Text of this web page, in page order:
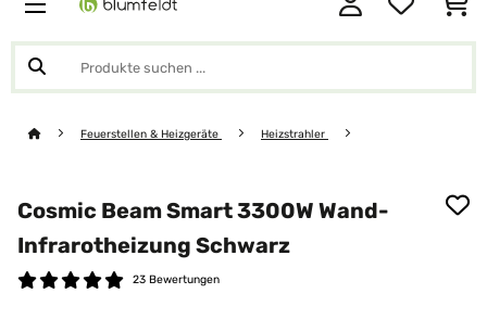
Feuerstellen & Heizgeräte Heizstrahler
Cosmic Beam Smart 3300W Wand-
Infrarotheizung Schwarz
23 Bewertungen